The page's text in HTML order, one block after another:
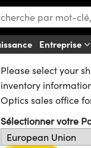
Entreprise
Lentilles
0°,
921-INK
Please select your
inventory
Optics sales office
Sélectionner votre